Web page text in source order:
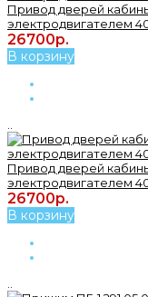
Привод дверей
электродвигателем
26700р.
В корзину
Привод дверей
электродвигателем
26700р.
В корзину